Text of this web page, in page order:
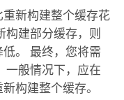
新构建整个缓存花
构建部分缓存，则
。 最终，您将需
一般情况下，应在
构建整个缓存。